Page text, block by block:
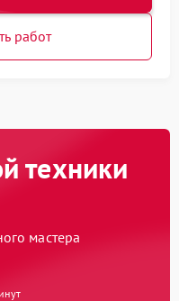
работ
техники
мастера